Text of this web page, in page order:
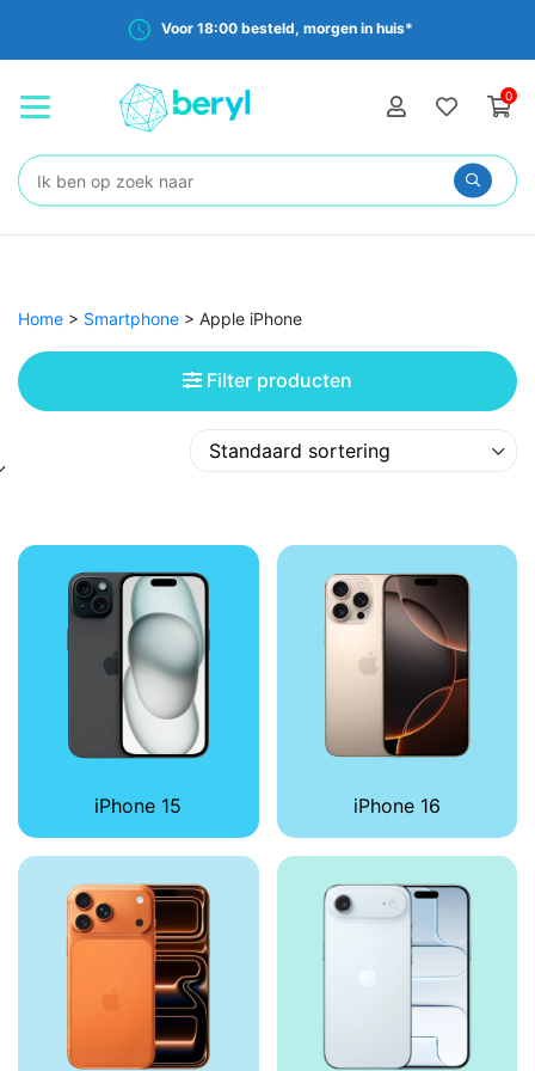
Gratis verzending vanaf €35,-
0
Zoeken:
Home > Smartphone > Apple iPhone
Filter producten
iPhone 15 iPhone 16